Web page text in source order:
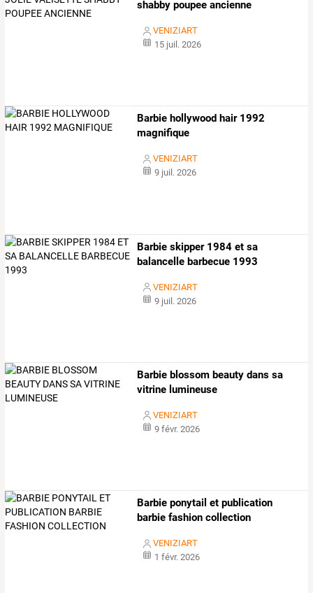
shabby poupee ancienne
VENIZIART
15 juil. 2026
Barbie hollywood hair 1992
magnifique
VENIZIART
9 juil. 2026
Barbie skipper 1984 et sa
balancelle barbecue 1993
VENIZIART
9 juil. 2026
Barbie blossom beauty dans sa
vitrine lumineuse
VENIZIART
9 févr. 2026
Barbie ponytail et publication
barbie fashion collection
VENIZIART
1 févr. 2026